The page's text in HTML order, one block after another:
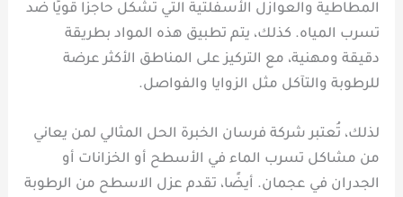
المطاطية والعوازل الأسفلتية التي تشكل حاجزًا قويًا ضد
تسرب المياه. كذلك، يتم تطبيق هذه المواد بطريقة
دقيقة ومهنية، مع التركيز على المناطق الأكثر عرضة
للرطوبة والتآكل مثل الزوايا والفواصل.
لذلك، تُعتبر شركة فرسان الخبرة الحل المثالي لمن يعاني
من مشاكل تسرب الماء في الأسطح أو الخزانات أو
الجدران في عجمان. أيضًا، تقدم عزل الاسطح من الرطوبة